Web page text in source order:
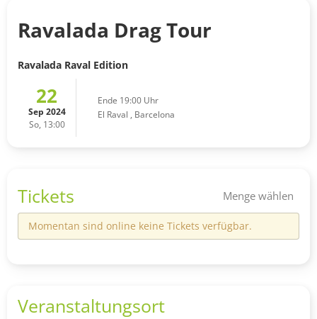
Ravalada Drag Tour
Ravalada Raval Edition
22
Sep 2024
So, 13:00
Ende 19:00 Uhr
El Raval , Barcelona
Tickets Menge wählen
Momentan sind online keine Tickets verfügbar.
Veranstaltungsort